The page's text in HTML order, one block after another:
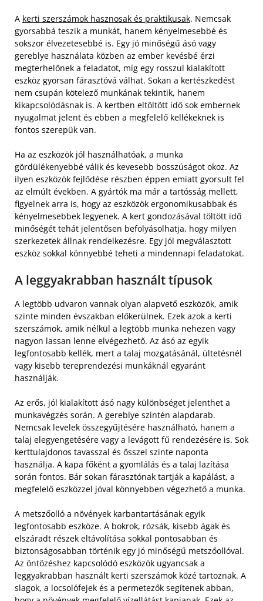
A kerti szerszámok hasznosak és praktikusak. Nemcsak
gyorsabbá teszik a munkát, hanem kényelmesebbé és
sokszor élvezetesebbé is. Egy jó minőségű ásó vagy
gereblye használata közben az ember kevésbé érzi
megterhelőnek a feladatot, míg egy rosszul kialakított
eszköz gyorsan fárasztóvá válhat. Sokan a kertészkedést
nem csupán kötelező munkának tekintik, hanem
kikapcsolódásnak is. A kertben eltöltött idő sok embernek
nyugalmat jelent és ebben a megfelelő kellékeknek is
fontos szerepük van.
Ha az eszközök jól használhatóak, a munka
gördülékenyebbé válik és kevesebb bosszúságot okoz. Az
ilyen eszközök fejlődése részben éppen emiatt gyorsult fel
az elmúlt években. A gyártók ma már a tartósság mellett,
figyelnek arra is, hogy az eszközök ergonomikusabbak és
kényelmesebbek legyenek. A kert gondozásával töltött idő
minőségét tehát jelentősen befolyásolhatja, hogy milyen
szerkezetek állnak rendelkezésre. Egy jól megválasztott
eszköz sokkal könnyebbé teheti a mindennapi feladatokat.
A leggyakrabban használt típusok
A legtöbb udvaron vannak olyan alapvető eszközök, amik
szinte minden évszakban előkerülnek. Ezek azok a kerti
szerszámok, amik nélkül a legtöbb munka nehezen vagy
nagyon lassan lenne elvégezhető. Az ásó az egyik
legfontosabb kellék, mert a talaj mozgatásánál, ültetésnél
vagy kisebb tereprendezési munkáknál egyaránt
használják.
Az erős, jól kialakított ásó nagy különbséget jelenthet a
munkavégzés során. A gereblye szintén alapdarab.
Nemcsak levelek összegyűjtésére használható, hanem a
talaj elegyengetésére vagy a levágott fű rendezésére is. Sok
kerttulajdonos tavasszal és ősszel szinte naponta
használja. A kapa főként a gyomlálás és a talaj lazítása
során fontos. Bár sokan fárasztónak tartják a kapálást, a
megfelelő eszközzel jóval könnyebben végezhető a munka.
A metszőolló a növények karbantartásának egyik
legfontosabb eszköze. A bokrok, rózsák, kisebb ágak és
elszáradt részek eltávolítása sokkal pontosabban és
biztonságosabban történik egy jó minőségű metszőollóval.
Az öntözéshez kapcsolódó eszközök ugyancsak a
leggyakrabban használt kerti szerszámok közé tartoznak. A
slagok, a locsolófejek és a permetezők segítenek abban,